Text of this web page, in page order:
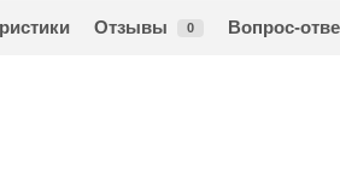
Отзывы 0 Вопрос-